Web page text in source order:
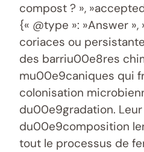
compost ? »,
{« @type »: »Answer »,
coriaces ou
des barriu00e8res
mu00e9caniques qui
colonisation
du00e9gradation. Leur
du00e9composition
tout le processus de